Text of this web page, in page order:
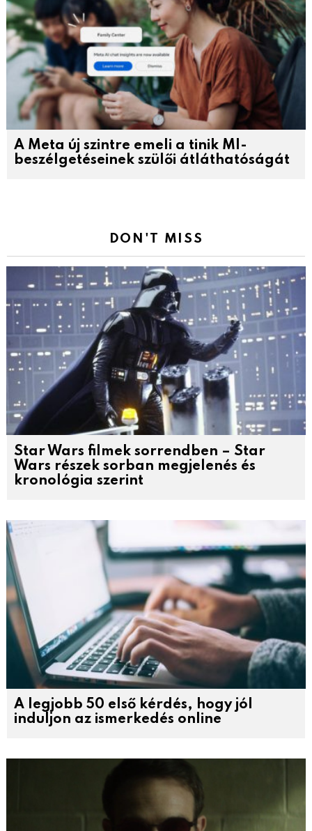
A Meta új szintre emeli a tinik MI-
beszélgetéseinek szülői átláthatóságát
DON'T MISS
Star Wars filmek sorrendben – Star
Wars részek sorban megjelenés és
kronológia szerint
A legjobb 50 első kérdés, hogy jól
induljon az ismerkedés online